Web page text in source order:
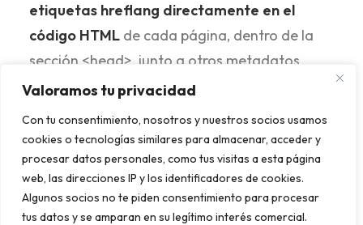
Valoramos tu privacidad
Con tu consentimiento, nosotros y nuestros socios usamos
cookies o tecnologías similares para almacenar, acceder y
procesar datos personales, como tus visitas a esta página
web, las direcciones IP y los identificadores de cookies.
Algunos socios no te piden consentimiento para procesar
tus datos y se amparan en su legítimo interés comercial.
etiquetas hreflang directamente en el
código HTML de cada página, dentro de la
sección <head>, junto a otros metadatos
como las meta descripciones y las etiquetas
Ejemplo completo de implementación
<!DOCTYPE html>
<html lang=»es-ES»>